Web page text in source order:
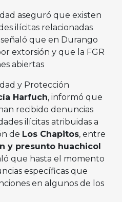
aseguró que existen
ilícitas relacionadas
que en Durango
extorsión y que la FGR
abiertas
y Protección
Harfuch, informó que
recibido denuncias
ilícitas atribuidas a
de Los Chapitos, entre
y presunto huachicol
que hasta el momento
específicas que
en algunos de los